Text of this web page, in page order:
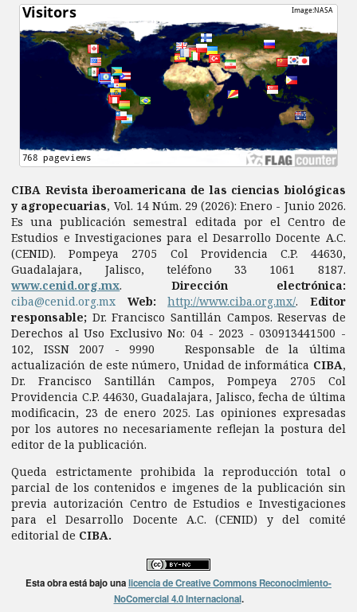
CIBA Revista iberoamericana de las ciencias biológicas
y agropecuarias, Vol. 14 Núm. 29 (2026): Enero - Junio 2026.
Es una publicación semestral editada por el Centro de
Estudios e Investigaciones para el Desarrollo Docente A.C.
(CENID). Pompeya 2705 Col Providencia C.P. 44630,
Guadalajara, Jalisco, teléfono 33 1061 8187.
www.cenid.org.mx. Dirección electrónica:
ciba@cenid.org.mx
Web: http://www.ciba.org.mx/. Editor
responsable; Dr. Francisco Santillán Campos. Reservas de
Derechos al Uso Exclusivo No: 04 - 2023 - 030913441500 -
102, ISSN 2007 - 9990 Responsable de la última
actualización de este número, Unidad de informática CIBA,
Dr. Francisco Santillán Campos, Pompeya 2705 Col
Providencia C.P. 44630, Guadalajara, Jalisco, fecha de última
modificacin, 23 de enero 2025. Las opiniones expresadas
por los autores no necesariamente reflejan la postura del
editor de la publicación.
Queda estrictamente prohibida la reproducción total o
parcial de los contenidos e imgenes de la publicación sin
previa autorización Centro de Estudios e Investigaciones
para el Desarrollo Docente A.C. (CENID) y del comité
editorial de CIBA.
Esta obra está bajo unalicencia de Creative Commons Reconocimiento-
NoComercial 4.0 Internacional.